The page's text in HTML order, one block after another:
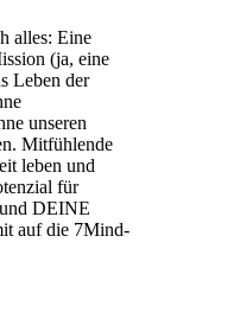
alles: Eine
(ja, eine
Leben der
unseren
Mitfühlende
leben und
für
DEINE
auf die 7Mind-